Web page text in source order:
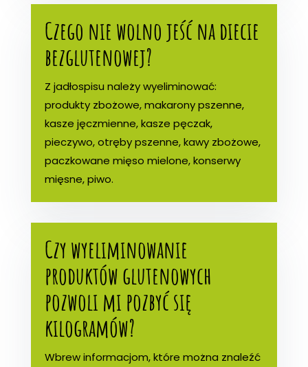
Czego nie wolno jeść na diecie
bezglutenowej?
Z jadłospisu należy wyeliminować:
produkty zbożowe, makarony pszenne,
kasze jęczmienne, kasze pęczak,
pieczywo, otręby pszenne, kawy zbożowe,
paczkowane mięso mielone, konserwy
mięsne, piwo.
Czy wyeliminowanie
produktów glutenowych
pozwoli mi pozbyć się
kilogramów?
Wbrew informacjom, które można znaleźć